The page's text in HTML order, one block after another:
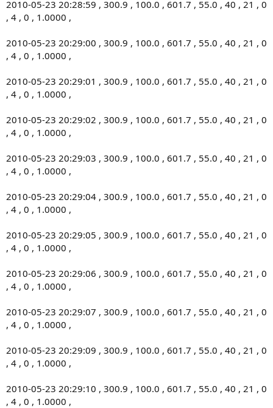
2010-05-23 20:28:59 , 300.9 , 100.0 , 601.7 , 55.0 , 40 , 21 , 0
, 4 , 0 , 1.0000 ,
2010-05-23 20:29:00 , 300.9 , 100.0 , 601.7 , 55.0 , 40 , 21 , 0
, 4 , 0 , 1.0000 ,
2010-05-23 20:29:01 , 300.9 , 100.0 , 601.7 , 55.0 , 40 , 21 , 0
, 4 , 0 , 1.0000 ,
2010-05-23 20:29:02 , 300.9 , 100.0 , 601.7 , 55.0 , 40 , 21 , 0
, 4 , 0 , 1.0000 ,
2010-05-23 20:29:03 , 300.9 , 100.0 , 601.7 , 55.0 , 40 , 21 , 0
, 4 , 0 , 1.0000 ,
2010-05-23 20:29:04 , 300.9 , 100.0 , 601.7 , 55.0 , 40 , 21 , 0
, 4 , 0 , 1.0000 ,
2010-05-23 20:29:05 , 300.9 , 100.0 , 601.7 , 55.0 , 40 , 21 , 0
, 4 , 0 , 1.0000 ,
2010-05-23 20:29:06 , 300.9 , 100.0 , 601.7 , 55.0 , 40 , 21 , 0
, 4 , 0 , 1.0000 ,
2010-05-23 20:29:07 , 300.9 , 100.0 , 601.7 , 55.0 , 40 , 21 , 0
, 4 , 0 , 1.0000 ,
2010-05-23 20:29:09 , 300.9 , 100.0 , 601.7 , 55.0 , 40 , 21 , 0
, 4 , 0 , 1.0000 ,
2010-05-23 20:29:10 , 300.9 , 100.0 , 601.7 , 55.0 , 40 , 21 , 0
, 4 , 0 , 1.0000 ,